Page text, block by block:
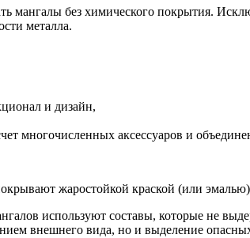
мангалы без химического покрытия.
металла.
и дизайн,
многочисленных аксессуаров и
жаростойкой краской (или
используют составы, которые не
внешнего вида, но и выделение